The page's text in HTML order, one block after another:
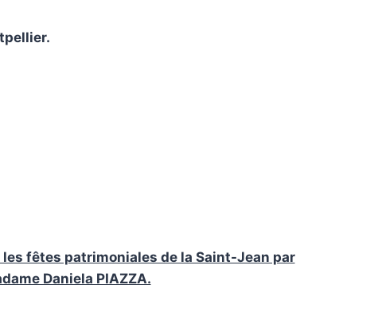
fêtes patrimoniales de la Saint-Jean par
Daniela PIAZZA.